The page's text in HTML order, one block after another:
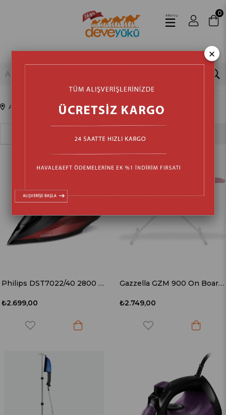
0
Menu
Anasayfa Ev Aletleri
Philips DST7022/40 2800 W Buharlı Ütü
₺2.699,00
Gazzella GZM 900 On Board Ütü Masası
₺2.749,00
×